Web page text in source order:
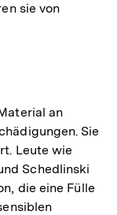
sie von
an
Sie
Leute wie
Schedlinski
die eine Fülle